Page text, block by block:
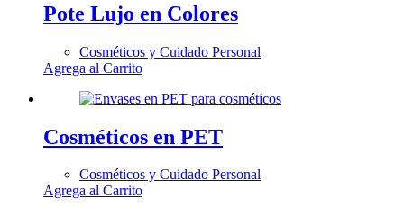
Pote Lujo en Colores
Cosméticos y Cuidado Personal
Agrega al Carrito
Cosméticos en PET
Cosméticos y Cuidado Personal
Agrega al Carrito